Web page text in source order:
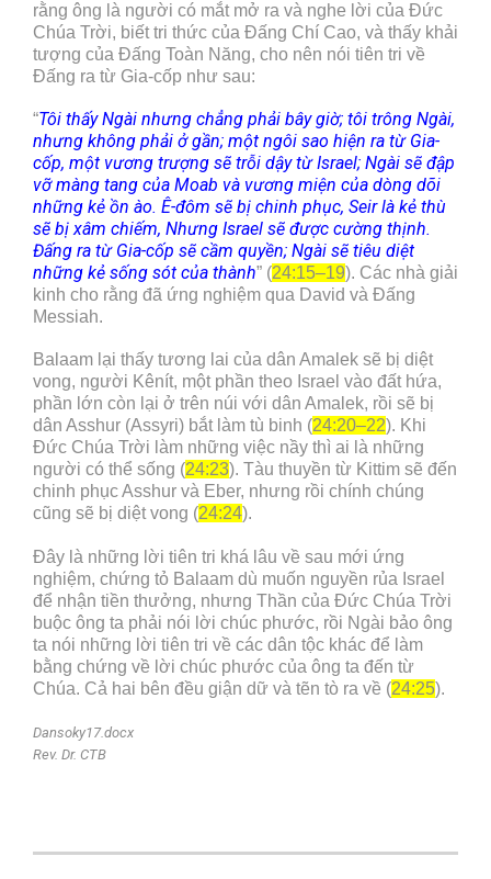
rằng ông là người có mắt mở ra và nghe lời của Đức
Chúa Trời, biết tri thức của Đấng Chí Cao, và thấy khải
tượng của Đấng Toàn Năng, cho nên nói tiên tri về
Đấng ra từ Gia-cốp như sau:
“Tôi thấy Ngài nhưng chẳng phải bây giờ; tôi trông Ngài,
nhưng không phải ở gần; một ngôi sao hiện ra từ Gia-
cốp, một vương trượng sẽ trỗi dậy từ Israel; Ngài sẽ đập
vỡ màng tang của Moab và vương miện của dòng dõi
những kẻ ồn ào. Ê-đôm sẽ bị chinh phục, Seir là kẻ thù
sẽ bị xâm chiếm, Nhưng Israel sẽ được cường thịnh.
Đấng ra từ Gia-cốp sẽ cầm quyền; Ngài sẽ tiêu diệt
những kẻ sống sót của thành” (24:15–19). Các nhà giải
kinh cho rằng đã ứng nghiệm qua David và Đấng
Messiah.
Balaam lại thấy tương lai của dân Amalek sẽ bị diệt
vong, người Kênít, một phần theo Israel vào đất hứa,
phần lớn còn lại ở trên núi với dân Amalek, rồi sẽ bị
dân Asshur (Assyri) bắt làm tù binh (24:20–22). Khi
Đức Chúa Trời làm những việc nầy thì ai là những
người có thể sống (24:23). Tàu thuyền từ Kittim sẽ đến
chinh phục Asshur và Eber, nhưng rồi chính chúng
cũng sẽ bị diệt vong (24:24).
Đây là những lời tiên tri khá lâu về sau mới ứng
nghiệm, chứng tỏ Balaam dù muốn nguyền rủa Israel
để nhận tiền thưởng, nhưng Thần của Đức Chúa Trời
buộc ông ta phải nói lời chúc phước, rồi Ngài bảo ông
ta nói những lời tiên tri về các dân tộc khác để làm
bằng chứng về lời chúc phước của ông ta đến từ
Chúa. Cả hai bên đều giận dữ và tẽn tò ra về (24:25).
Dansoky17.docx
Rev. Dr. CTB